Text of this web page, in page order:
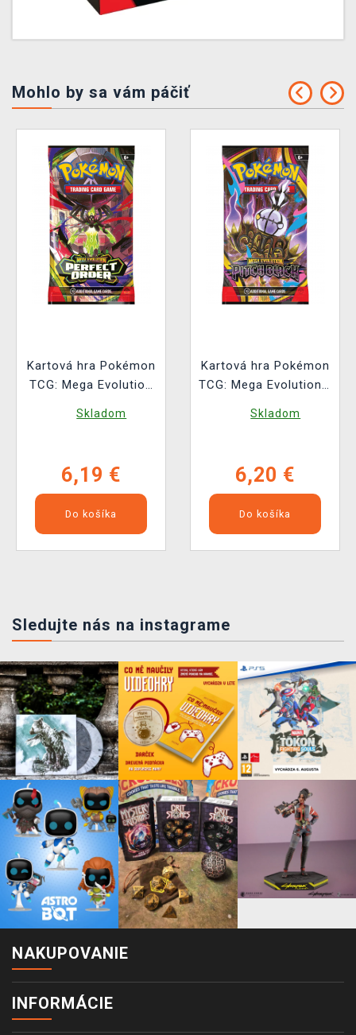
Mohlo by sa vám páčiť
Kartová hra Pokémon
TCG: Mega Evolution
Booster (10 kariet)
Skladom
6,19 €
Do košíka
Kartová hra Pokémon
TCG: Mega Evolution -
(10 kariet)
Skladom
6,20 €
Do košíka
Sledujte nás na instagrame
NAKUPOVANIE
INFORMÁCIE